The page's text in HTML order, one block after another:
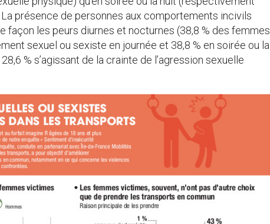
présence de personnes aux comportements incivils
façon les peurs diurnes et nocturnes (38,8 % des femmes
sexuel ou sexiste en journée et 38,8 % en soirée ou la
% s’agissant de la crainte de l’agression sexuelle